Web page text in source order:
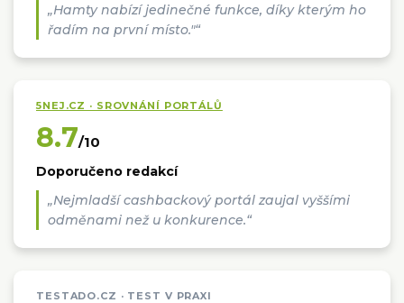
„Hamty nabízí jedinečné funkce, díky kterým ho
řadím na první místo."“
5NEJ.CZ · SROVNÁNÍ PORTÁLŮ
8.7/10
Doporučeno redakcí
„Nejmladší cashbackový portál zaujal vyššími
odměnami než u konkurence.“
TESTADO.CZ · TEST V PRAXI